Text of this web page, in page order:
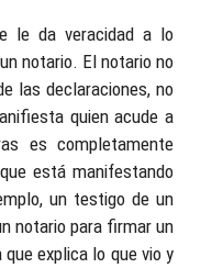
le da veracidad a lo
notario. El notario no
las declaraciones, no
quien acude a
es completamente
está manifestando
un testigo de un
notario para firmar un
explica lo que vio y